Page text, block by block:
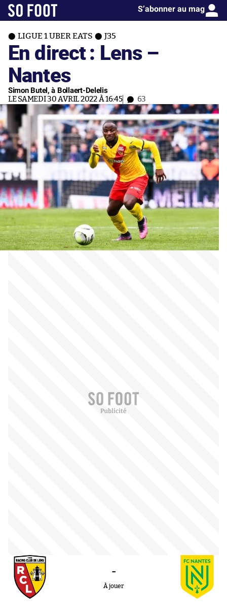
S’abonner au mag
LIGUE 1 UBER EATS J35
En direct : Lens –
Nantes
Simon Butel, à Bollaert-Delelis
LE SAMEDI 30 AVRIL 2022 À 16:45 63
-
À jouer